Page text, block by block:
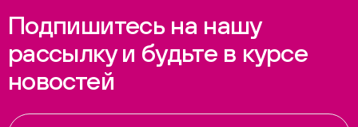
Подпишитесь на нашу
рассылку и будьте в курсе
новостей